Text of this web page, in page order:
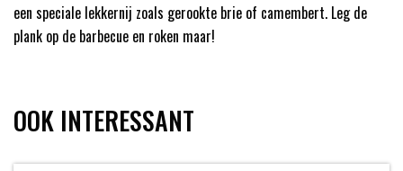
een speciale lekkernij zoals gerookte brie of camembert. Leg de
plank op de barbecue en roken maar!
OOK INTERESSANT